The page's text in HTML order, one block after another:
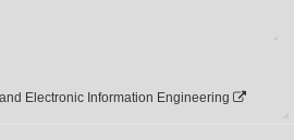
Electronic Information Engineering